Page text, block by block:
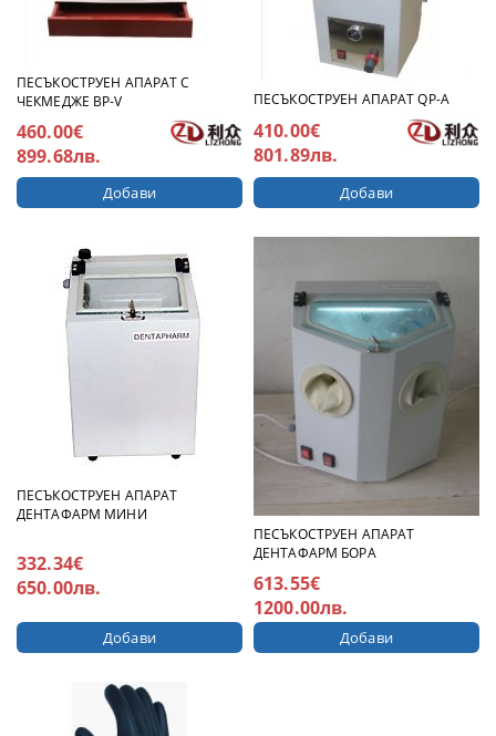
ПЕСЪКОСТРУЕН АПАРАТ С
ЧЕКМЕДЖЕ BP-V
460.00€
899.68лв.
ПЕСЪКОСТРУЕН АПАРАТ QP-A
410.00€
801.89лв.
ПЕСЪКОСТРУЕН АПАРАТ
ДЕНТАФАРМ МИНИ
332.34€
650.00лв.
ПЕСЪКОСТРУЕН АПАРАТ
ДЕНТАФАРМ БОРА
613.55€
1200.00лв.